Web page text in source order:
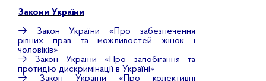
Закони України
→ Закон України «Про забезпечення
рівних прав та можливостей жінок і
чоловіків»
→Закон України «Про запобігання та
протидію дискримінації в Україні»
→ Закон України «Про колективні